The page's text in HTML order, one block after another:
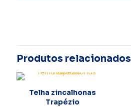
Produtos relacionados
Telha zincalhonas
Trapézio